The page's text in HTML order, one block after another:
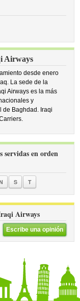
Airways
desde enero
La sede de la
Airways es la más
y
de Baghdad. Iraqi
servidas en orden
S T
Airways
Escribe una opinión